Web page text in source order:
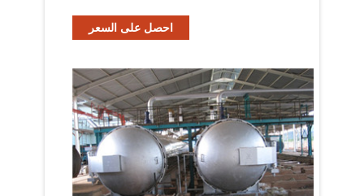
احصل على السعر